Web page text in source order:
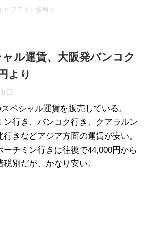
> フライト情報 >
ル運賃、大阪発バンコク
より
日
ペシャル運賃を販売している。
ン行き、バンコク行き、クアラルン
きなどアジア方面の運賃が安い。
ーチミン行きは往復で44,000円から
別だが、かなり安い。